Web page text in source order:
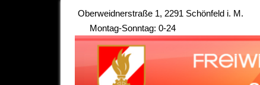
Oberweidnerstraße 1, 2291 Schönfeld i. M.
Montag-Sonntag: 0-24